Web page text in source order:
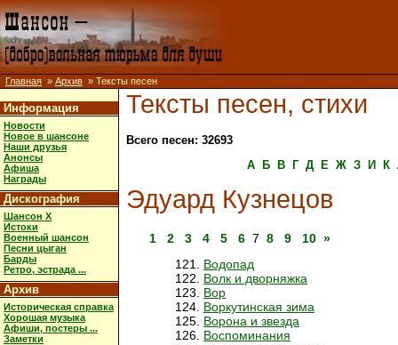
Главная » Архив » Тексты песен
Информация
Новости
Новое в шансоне
Наши друзья
Анонсы
Афиша
Награды
Дискография
Шансон X
Истоки
Военный шансон
Песни цыган
Барды
Ретро, эстрада ...
Архив
Историческая справка
Хорошая музыка
Афиши, постеры ...
Заметки
Тексты песен, стихи
Всего песен: 32693
А
Б В Г Д Е Ж З И К
Эдуард Кузнецов
1 2 3 4 5 6 7 8 9 10 »
Водопад
Волк и дворняжка
Вор
Воркутинская зима
Ворона и звезда
Воспоминания